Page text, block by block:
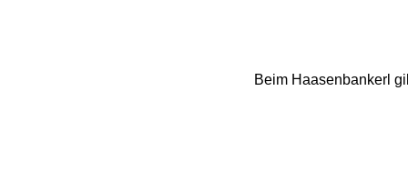
Beim Haasenbankerl